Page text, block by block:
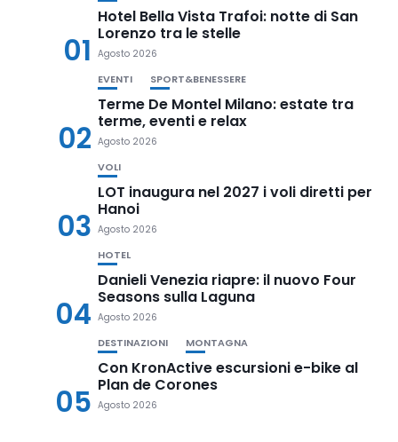
01
Hotel Bella Vista Trafoi: notte di San
Lorenzo tra le stelle
Agosto 2026
02
EVENTI SPORT&BENESSERE
Terme De Montel Milano: estate tra
terme, eventi e relax
Agosto 2026
03
VOLI
LOT inaugura nel 2027 i voli diretti per
Hanoi
Agosto 2026
04
HOTEL
Danieli Venezia riapre: il nuovo Four
Seasons sulla Laguna
Agosto 2026
05
DESTINAZIONI MONTAGNA
Con KronActive escursioni e-bike al
Plan de Corones
Agosto 2026